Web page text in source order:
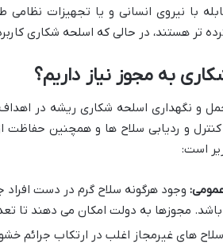
با نیروی انسانی و یا تجهیزات نظامی
تر هستند، در حالی که اسلحه شکاری
به مجوز نیاز داریم؟
و نگهداری اسلحه شکاری ریشه در
کنترل و ردیابی سلاح ها و همچنین
است:
وجود هرگونه سلاح گرم در دست افراد
مجوزها به دولت امکان می دهند تا
سلاح های غیرمجاز اغلب در ارتکاب جرائم